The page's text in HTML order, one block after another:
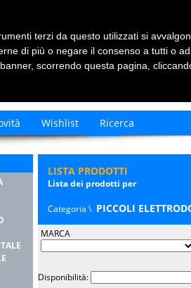
Wishlist Ricerca
LISTA PRODOTTI
Lista dei prodotti per
Categoria \ PICCOLI
MARCA
Disponibilità:
terzi da questo utilizzati si
di più o negare il consenso a tutti o
scorrendo questa pagina,